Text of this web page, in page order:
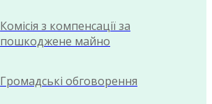
Комісія з компенсації за
пошкоджене майно
Громадські обговорення